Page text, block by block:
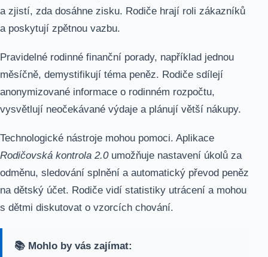
a zjistí, zda dosáhne zisku. Rodiče hrají roli zákazníků
a poskytují zpětnou vazbu.
Pravidelné rodinné finanční porady, například jednou
měsíčně, demystifikují téma peněz. Rodiče sdílejí
anonymizované informace o rodinném rozpočtu,
vysvětlují neočekávané výdaje a plánují větší nákupy.
Technologické nástroje mohou pomoci. Aplikace
Rodičovská kontrola 2.0umožňuje nastavení úkolů za
odměnu, sledování splnění a automatický převod peněz
na dětský účet. Rodiče vidí statistiky utrácení a mohou
s dětmi diskutovat o vzorcích chování.
📚 Mohlo by vás zajímat: